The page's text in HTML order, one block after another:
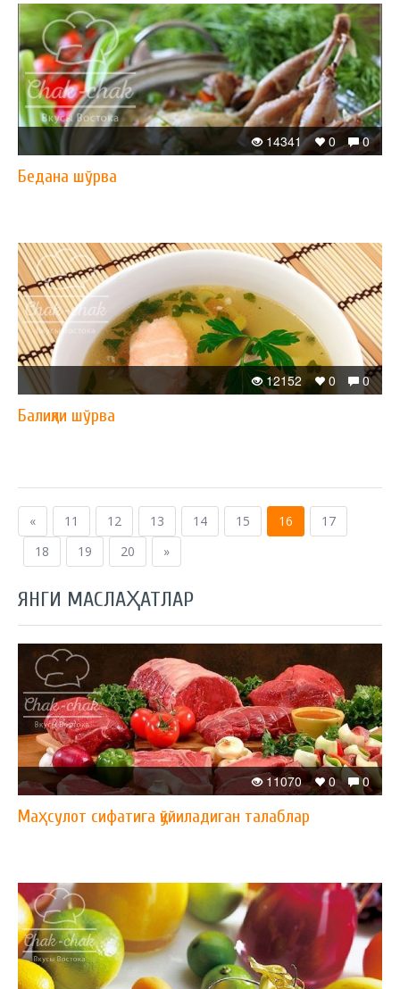
0
0
14341
Бедана шўрва
0
0
12152
Балиқли шўрва
« 11 12 13 14 15 16
17
18
19 20 »
ЯНГИ МАСЛАҲАТЛАР
0
0
11070
Маҳсулот сифатига қўйиладиган талаблар